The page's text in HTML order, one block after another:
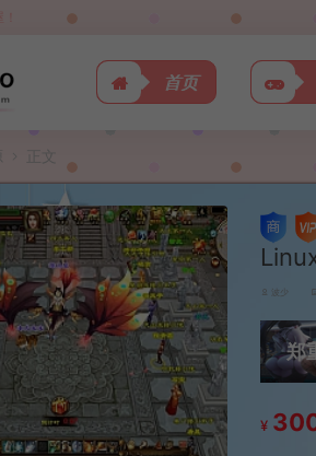
首页
正文
波少
郑
¥